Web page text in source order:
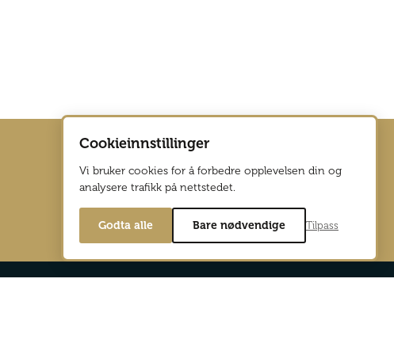
Cookieinnstillinger
Vi bruker cookies for å forbedre opplevelsen din og
analysere trafikk på nettstedet.
Godta alle Bare nødvendige Tilpass